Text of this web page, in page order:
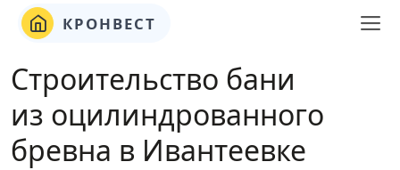
КРОНВЕСТ
Строительство бани
из оцилиндрованного
бревна в Ивантеевке